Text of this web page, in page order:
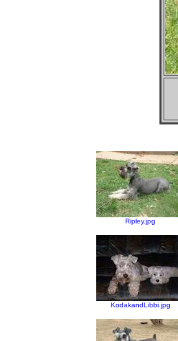
Ripley.jpg
KodakandLibbi.jpg